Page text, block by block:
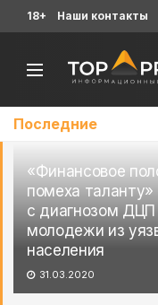
Последние
«Финансовое
помеха
с диагнозом ДЦП
молодежи из
населения
31.03.2020
18+ Наши контакты